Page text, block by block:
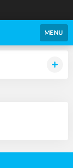
MENU